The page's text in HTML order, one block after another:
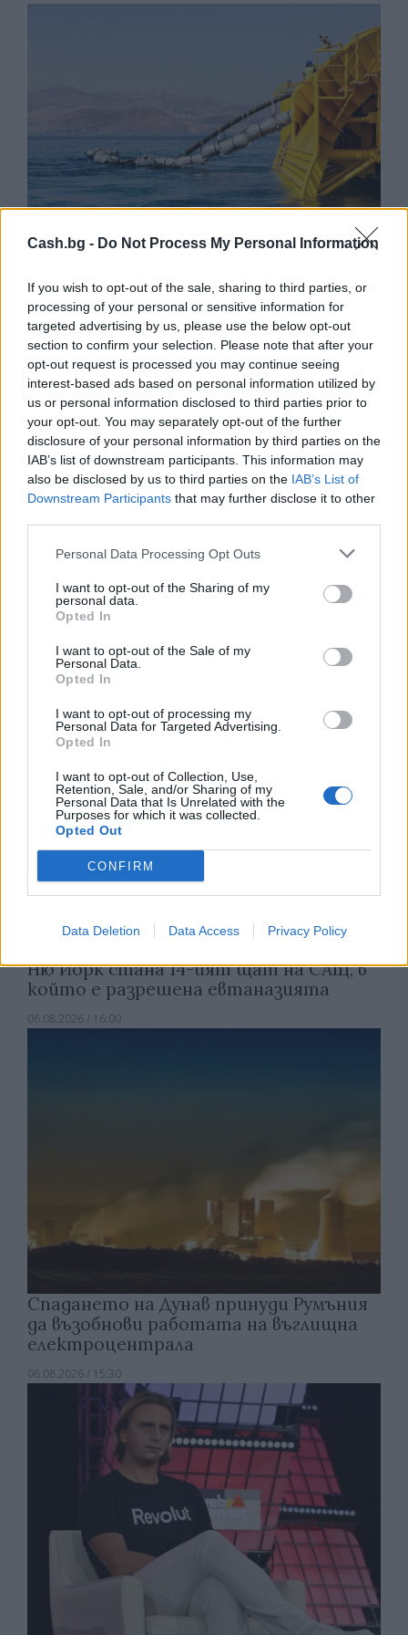
Cash.bg - Do Not Process My Personal Information
If you wish to opt-out of the sale, sharing to third parties, or
processing of your personal or sensitive information for
targeted advertising by us, please use the below opt-out
section to confirm your selection. Please note that after your
opt-out request is processed you may continue seeing
interest-based ads based on personal information utilized by
us or personal information disclosed to third parties prior to
your opt-out. You may separately opt-out of the further
disclosure of your personal information by third parties on the
IAB’s list of downstream participants. This information may
also be disclosed by us to third parties on the IAB’s List of
Downstream Participants that may further disclose it to other
Personal Data Processing Opt Outs
I want to opt-out of the Sharing of my
personal data.
Opted In
I want to opt-out of the Sale of my
Personal Data.
Opted In
I want to opt-out of processing my
Personal Data for Targeted Advertising.
Opted In
I want to opt-out of Collection, Use,
Retention, Sale, and/or Sharing of my
Personal Data that Is Unrelated with the
Purposes for which it was collected.
Opted Out
CONFIRM
Data Deletion Data Access Privacy Policy
Френска инвестиция активира
изграждането на интерконектора
между Гърция и Кипър
06.08.2026 / 17:06
е нараснал със 120%
06.08.2026 / 16:30
Ню Йорк стана 14-ият щат на САЩ, в
който е разрешена евтаназията
06.08.2026 / 16:00
Спадането на Дунав принуди Румъния
да възобнови работата на въглищна
електроцентрала
06.08.2026 / 15:30